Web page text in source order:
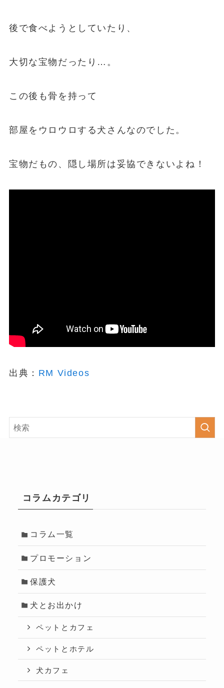
後で食べようとしていたり、
大切な宝物だったり…。
この後も骨を持って
部屋をウロウロする犬さんなのでした。
宝物だもの、隠し場所は妥協できないよね！
出典： RM Videos
コラムカテゴリ
コラム一覧
プロモーション
保護犬
犬とお出かけ
ペットとカフェ
ペットとホテル
犬カフェ